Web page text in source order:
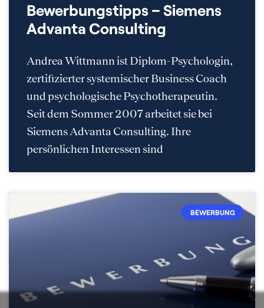
Bewerbungstipps – Siemens
Advanta Consulting
Andrea Wittmann ist Diplom-Psychologin,
zertifizierter systemischer Business Coach
und psychologische Psychotherapeutin.
Seit dem Sommer 2007 arbeitet sie bei
Siemens Advanta Consulting. Ihre
persönlichen Interessen sind
BEWERBUNG